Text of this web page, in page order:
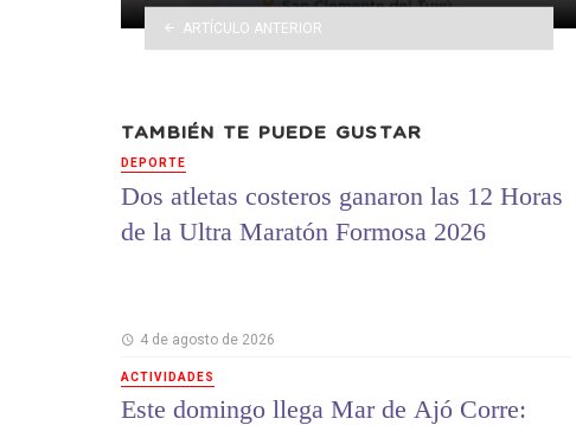
ARTÍCULO ANTERIOR
TAMBIÉN TE PUEDE GUSTAR
DEPORTE
Dos atletas costeros ganaron las 12 Horas
de la Ultra Maratón Formosa 2026
4 de agosto de 2026
ACTIVIDADES
Este domingo llega Mar de Ajó Corre: